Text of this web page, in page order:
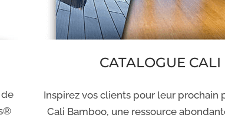
CATALOGUE
Inspirez vos clients pour leur prochain
Cali Bamboo, une ressource